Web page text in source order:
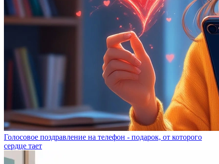
Голосовое поздравление на телефон - подарок, от которого
сердце тает